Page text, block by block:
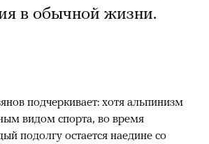
в обычной жизни.
подчеркивает: хотя альпинизм
видом спорта, во время
подолгу остается наедине со